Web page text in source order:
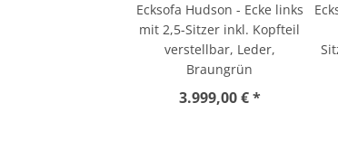
Ecksofa Hudson - Ecke links
mit 2,5-Sitzer inkl. Kopfteil
verstellbar, Leder,
Braungrün
3.999,00 € *